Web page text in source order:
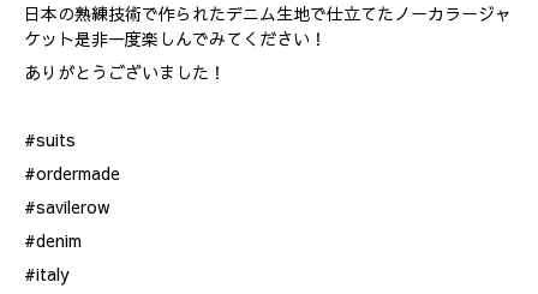
日本の熟練技術で作られたデニム生地で仕立てたノーカラージャ
ケット是非一度楽しんでみてください！
ありがとうございました！
#suits
#ordermade
#savilerow
#denim
#italy